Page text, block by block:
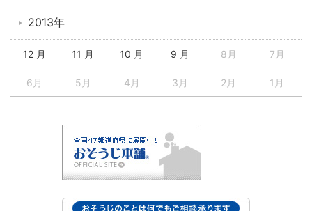
2013年
12 月 11 月 10 月 9 月 8月 7月
6月 5月 4月 3月 2月 1月